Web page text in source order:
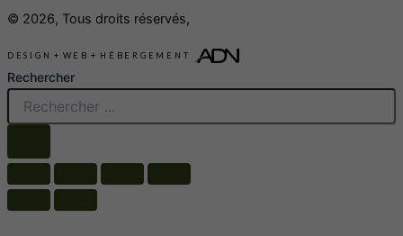
© 2026, Tous droits réservés,
DESIGN + WEB + HÉBERGEMENT
Rechercher